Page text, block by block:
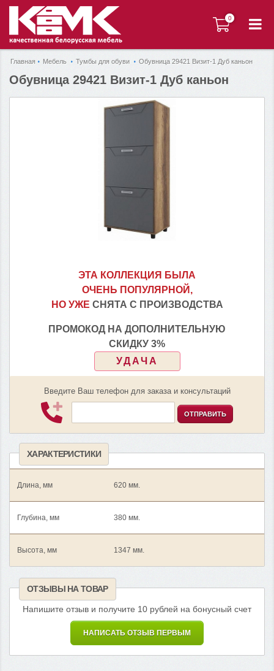
0
0
Главная Мебель Тумбы для обуви Обувница 29421 Визит-1 Дуб каньон
Обувница 29421 Визит-1 Дуб каньон
ЭТА КОЛЛЕКЦИЯ БЫЛА
ОЧЕНЬ ПОПУЛЯРНОЙ,
НО УЖЕ СНЯТА С ПРОИЗВОДСТВА
ПРОМОКОД НА ДОПОЛНИТЕЛЬНУЮ
СКИДКУ 3%
УДАЧА
Введите Ваш телефон для заказа и консультаций
ОТПРАВИТЬ
ХАРАКТЕРИСТИКИ
Длина, мм 620 мм.
Глубина, мм 380 мм.
Высота, мм 1347 мм.
ОТЗЫВЫ НА ТОВАР
Напишите отзыв и получите 10 рублей на бонусный счет
НАПИСАТЬ ОТЗЫВ ПЕРВЫМ